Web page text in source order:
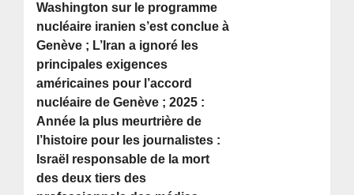
Washington sur le programme
nucléaire iranien s’est conclue à
Genève ; L’Iran a ignoré les
principales exigences
américaines pour l’accord
nucléaire de Genève ; 2025 :
Année la plus meurtrière de
l’histoire pour les journalistes :
Israël responsable de la mort
des deux tiers des